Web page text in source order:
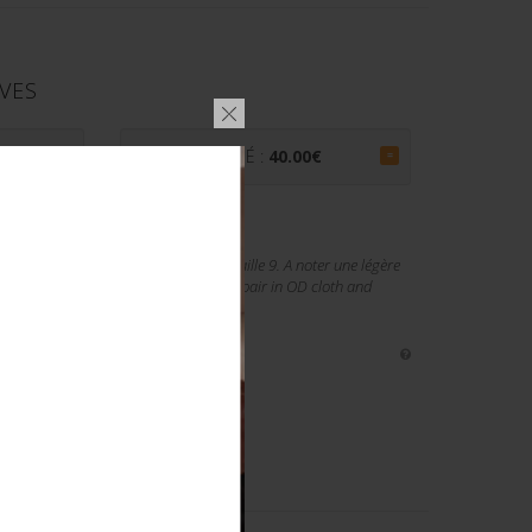
PRIX ADJUGÉ : 40.00€ =
marron. Etiquette indiquant une taille 9. A noter une légère
léchures de mite. Homogeneous pair in OD cloth and